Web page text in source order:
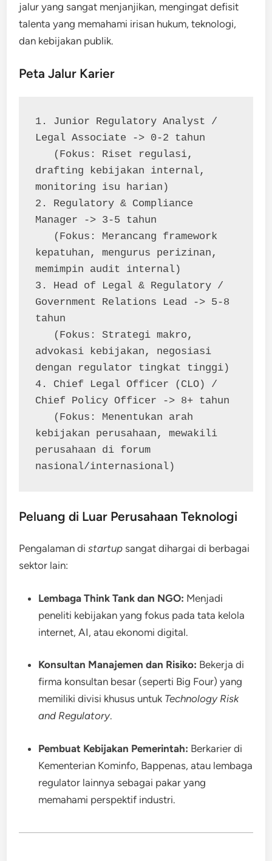
jalur yang sangat menjanjikan, mengingat defisit
talenta yang memahami irisan hukum, teknologi,
dan kebijakan publik.
Peta Jalur Karier
1. Junior Regulatory Analyst /
Legal Associate -> 0-2 tahun
drafting kebijakan internal,
monitoring isu harian)
2. Regulatory & Compliance
Manager -> 3-5 tahun
kepatuhan, mengurus perizinan,
memimpin audit internal)
3. Head of Legal & Regulatory /
Government Relations Lead -> 5-8
tahun
advokasi kebijakan, negosiasi
dengan regulator tingkat tinggi)
4. Chief Legal Officer (CLO) /
Chief Policy Officer -> 8+ tahun
kebijakan perusahaan, mewakili
perusahaan di forum
nasional/internasional)
Peluang di Luar Perusahaan Teknologi
Pengalaman distartup sangat dihargai di berbagai
sektor lain:
Lembaga Think Tank dan NGO: Menjadi
peneliti kebijakan yang fokus pada tata kelola
internet, AI, atau ekonomi digital.
Konsultan Manajemen dan Risiko: Bekerja di
firma konsultan besar (seperti Big Four) yang
memiliki divisi khusus untuk Technology Risk
and Regulatory.
Pembuat Kebijakan Pemerintah: Berkarier di
Kementerian Kominfo, Bappenas, atau lembaga
regulator lainnya sebagai pakar yang
memahami perspektif industri.